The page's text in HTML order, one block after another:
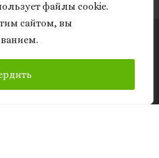
файлы cookie.
сайтом, вы
– Все права защищены